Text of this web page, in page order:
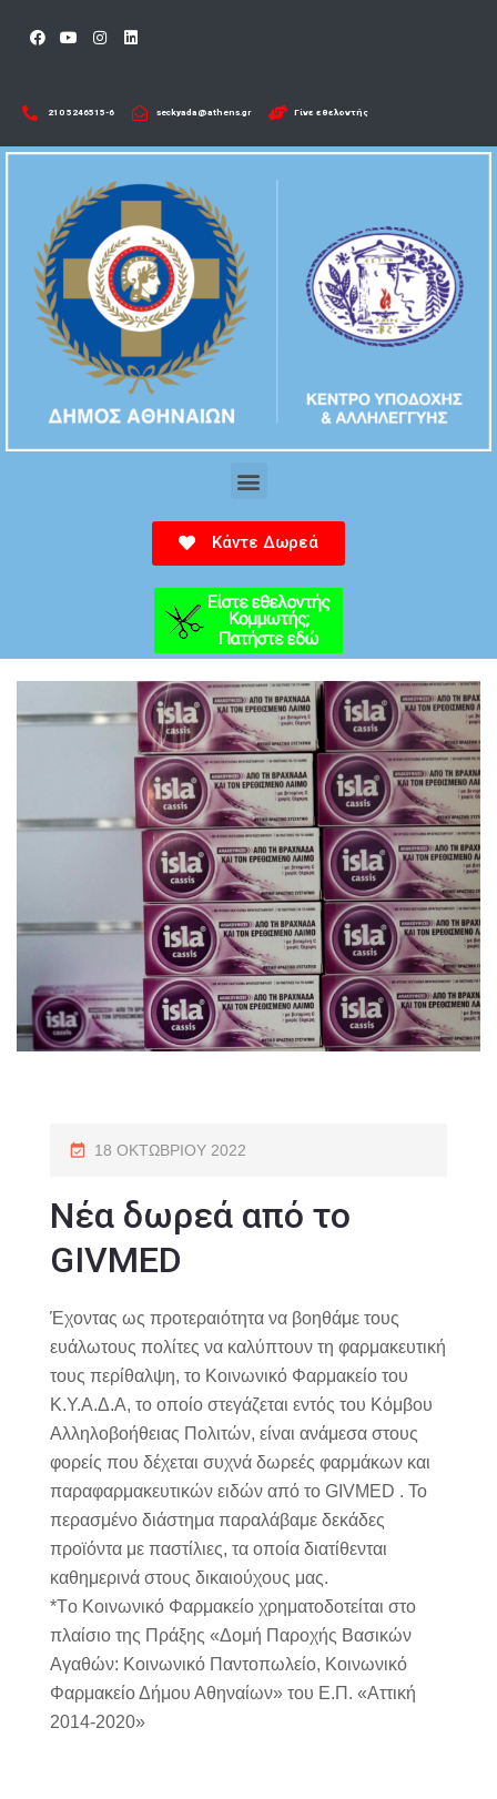
210 5246515-6​ seckyada@athens.gr Γίνε εθελοντής
Κάντε Δωρεά
18 ΟΚΤΩΒΡΊΟΥ 2022
Νέα δωρεά από το
GIVMED
Έχοντας ως προτεραιότητα να βοηθάμε τους
ευάλωτους πολίτες να καλύπτουν τη φαρμακευτική
τους περίθαλψη, το Κοινωνικό Φαρμακείο του
Κ.Υ.Α.Δ.Α, το οποίο στεγάζεται εντός του Κόμβου
Αλληλοβοήθειας Πολιτών, είναι ανάμεσα στους
φορείς που δέχεται συχνά δωρεές φαρμάκων και
παραφαρμακευτικών ειδών από το GIVMED . To
περασμένο διάστημα παραλάβαμε δεκάδες
προϊόντα με παστίλιες, τα οποία διατίθενται
καθημερινά στους δικαιούχους μας.
*Tο Κοινωνικό Φαρμακείο χρηματοδοτείται στο
πλαίσιο της Πράξης «Δομή Παροχής Βασικών
Αγαθών: Κοινωνικό Παντοπωλείο, Κοινωνικό
Φαρμακείο Δήμου Αθηναίων» του Ε.Π. «Αττική
2014-2020»